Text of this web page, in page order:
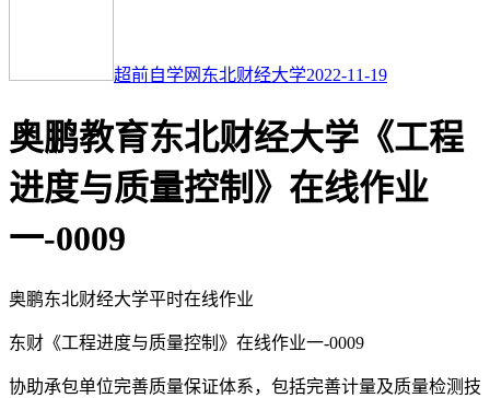
超前自学网 东北财经大学2022-11-19
奥鹏教育东北财经大学《工程
进度与质量控制》在线作业
一-0009
奥鹏东北财经大学平时在线作业
东财《工程进度与质量控制》在线作业一-0009
协助承包单位完善质量保证体系，包括完善计量及质量检测技